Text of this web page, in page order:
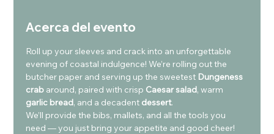
Acerca del evento
Roll up your sleeves and crack into an unforgettable
evening of coastal indulgence! We’re rolling out the
butcher paper and serving up the sweetest Dungeness
crab around, paired with crisp Caesar salad, warm
garlic bread, and a decadent dessert.
We’ll provide the bibs, mallets, and all the tools you
need — you just bring your appetite and good cheer!